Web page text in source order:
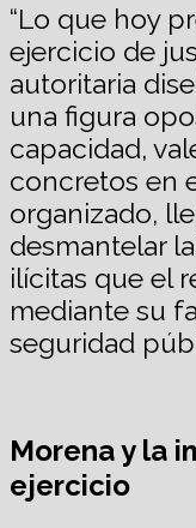
“Lo que hoy
ejercicio de
autoritaria
una figura
capacidad,
concretos en
organizado,
desmantelar
ilícitas que el
mediante su
seguridad
Morena y la
ejercicio